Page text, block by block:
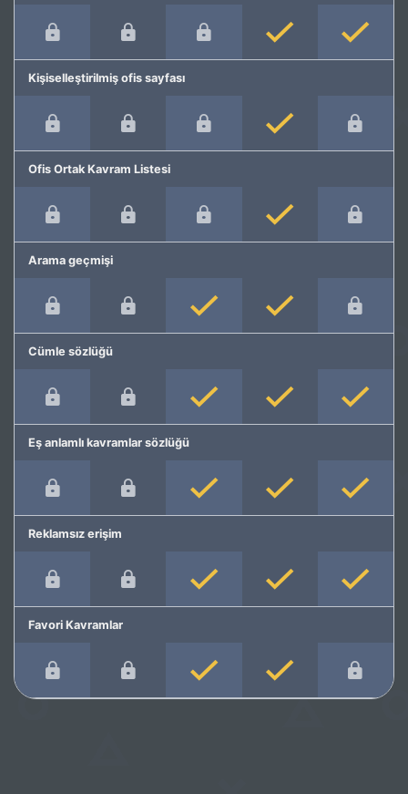
Kişiselleştirilmiş ofis sayfası
Ofis Ortak Kavram Listesi
Arama geçmişi
Cümle sözlüğü
Eş anlamlı kavramlar sözlüğü
Reklamsız erişim
Favori Kavramlar